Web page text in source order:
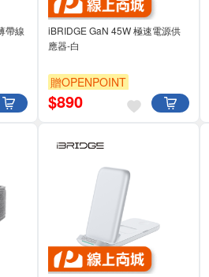
帶線
iBRIDGE GaN 45W 極速電源供
應器-白
贈OPENPOINT
$890